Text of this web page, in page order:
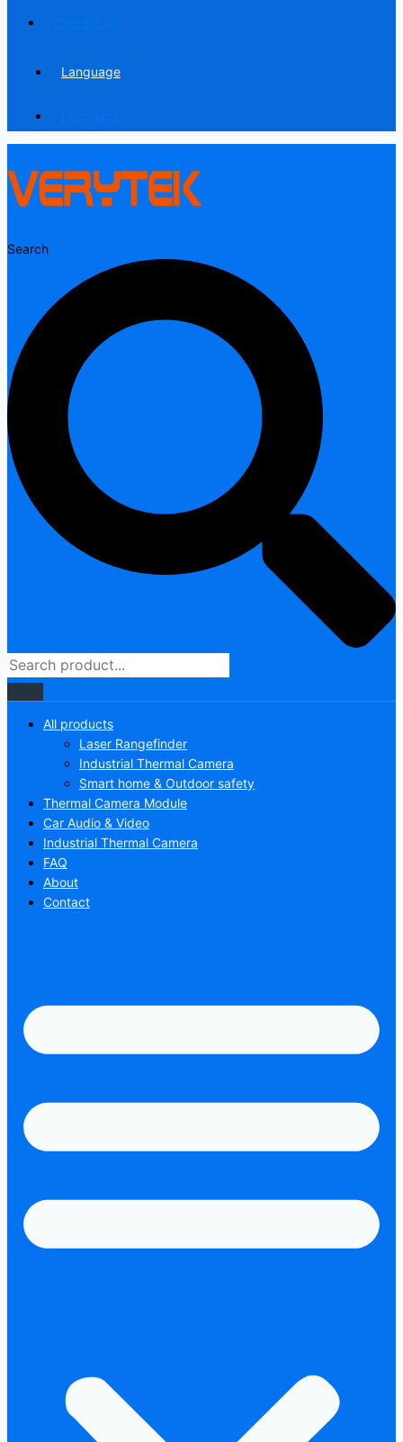
Language
Search
All products
Laser Rangefinder
Industrial Thermal Camera
Smart home & Outdoor safety
Thermal Camera Module
Car Audio & Video
Industrial Thermal Camera
FAQ
About
Contact